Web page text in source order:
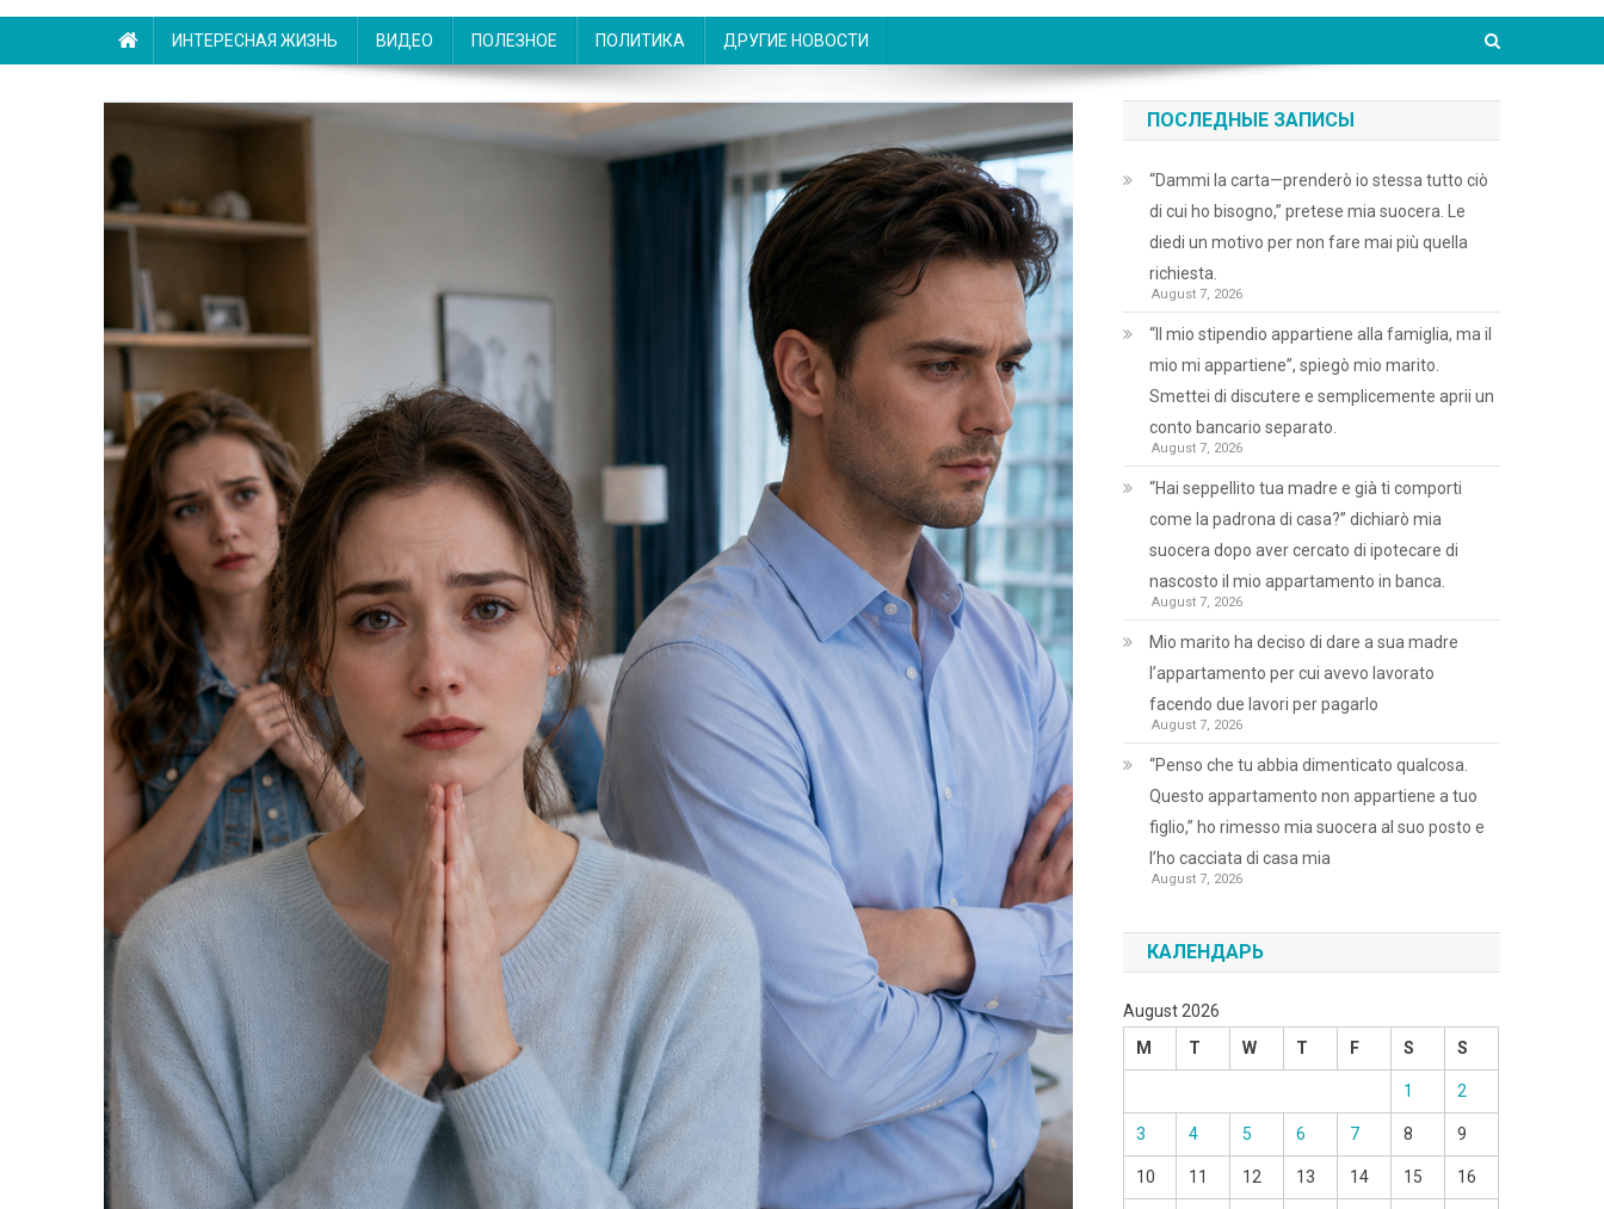
ИНТЕРЕСНАЯ ЖИЗНЬ ВИДЕО ПОЛЕЗНОЕ ПОЛИТИКА ДРУГИЕ НОВОСТИ
ПОСЛЕДНЫЕ ЗАПИСЫ
“Dammi la carta—prenderò io stessa tutto ciò
di cui ho bisogno,” pretese mia suocera. Le
diedi un motivo per non fare mai più quella
richiesta.
August 7, 2026
“Il mio stipendio appartiene alla famiglia, ma il
mio mi appartiene”, spiegò mio marito.
Smettei di discutere e semplicemente aprii un
conto bancario separato.
August 7, 2026
“Hai seppellito tua madre e già ti comporti
come la padrona di casa?” dichiarò mia
suocera dopo aver cercato di ipotecare di
nascosto il mio appartamento in banca.
August 7, 2026
Mio marito ha deciso di dare a sua madre
l’appartamento per cui avevo lavorato
facendo due lavori per pagarlo
August 7, 2026
“Penso che tu abbia dimenticato qualcosa.
Questo appartamento non appartiene a tuo
figlio,” ho rimesso mia suocera al suo posto e
l’ho cacciata di casa mia
August 7, 2026
КАЛЕНДАРЬ
August 2026
M
T W T F S S
1 2
3 4 5 6 7 8 9
10 11 12 13 14 15 16